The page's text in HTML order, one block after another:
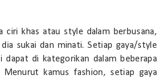
ciri khas atau style dalam berbusana,
sukai dan minati. Setiap gaya/style
dapat di kategorikan dalam beberapa
Menurut kamus fashion, setiap gaya